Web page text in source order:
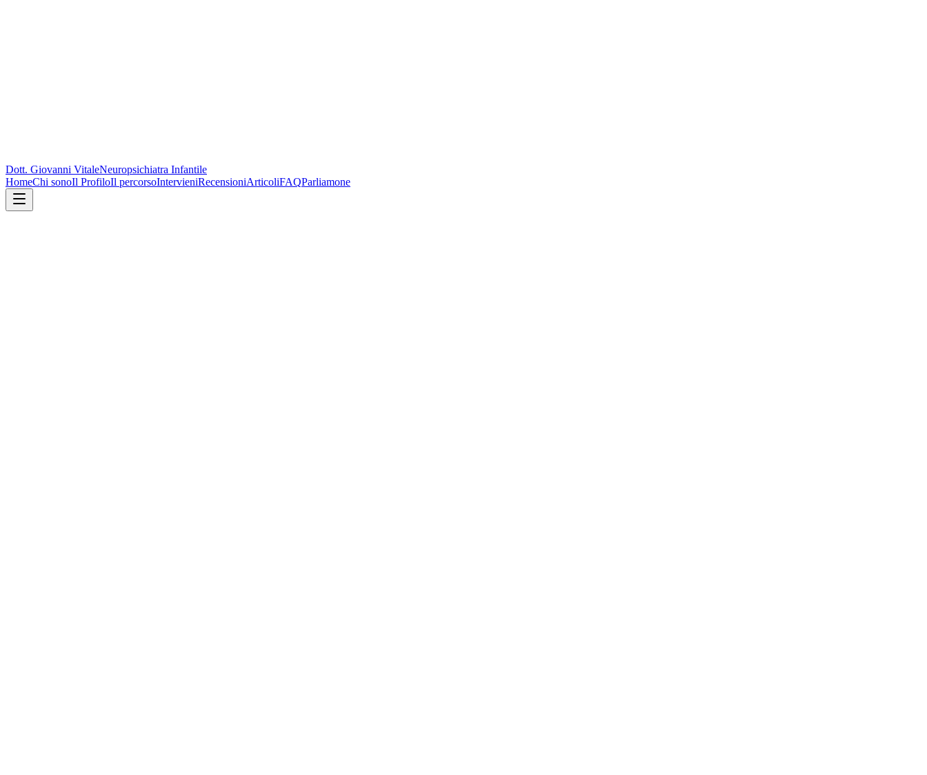
Dott. Giovanni VitaleNeuropsichiatra Infantile
HomeChi sonoIl ProfiloIl percorsoIntervieniRecensioniArticoliFAQParliamone